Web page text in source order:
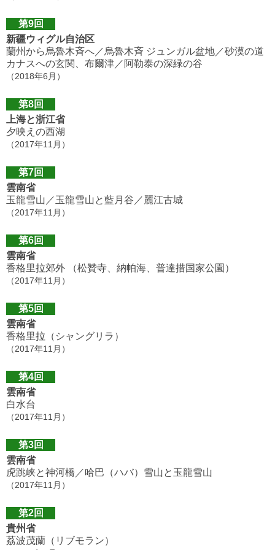
第9回
新疆ウィグル自治区
蘭州から烏魯木斉へ／烏魯木斉 ジュンガル盆地／砂漠の道
カナスへの玄関、布爾津／阿勒泰の深緑の谷
（2018年6月）
第8回
上海と浙江省
夕映えの西湖
（2017年11月）
第7回
雲南省
玉龍雪山／玉龍雪山と藍月谷／麗江古城
（2017年11月）
第6回
雲南省
香格里拉郊外 （松贊寺、納帕海、普達措国家公園）
（2017年11月）
第5回
雲南省
香格里拉（シャングリラ）
（2017年11月）
第4回
雲南省
白水台
（2017年11月）
第3回
雲南省
虎跳峡と神河橋／哈巴（ハバ）雪山と玉龍雪山
（2017年11月）
第2回
貴州省
荔波茂蘭（リブモラン）